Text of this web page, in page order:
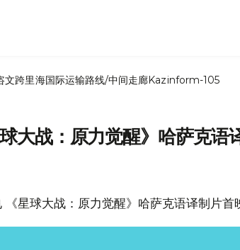
文跨里海国际运输路线/中间走廊Kazinform-105
大战：原力觉醒》哈萨克语
星球大战：原力觉醒》哈萨克语译制片首